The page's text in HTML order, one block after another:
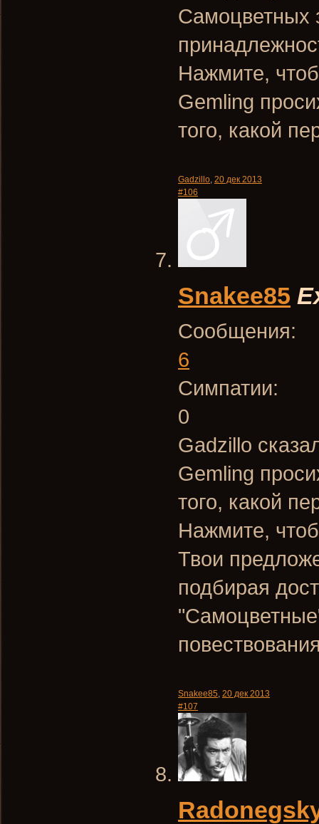
Самоцветных
Нажмите,
Gemling
того, какой
Gadzillo, 20 дек 2013
#106
Snakee85
Сообщения:
6
Симпатии:
0
Gadzillo
Gemling
того, какой
Нажмите,
Твои
подбирая
Snakee85, 20 дек 2013
#107